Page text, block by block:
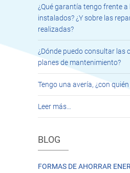
¿Qué garantía tengo frente
instalados? ¿Y sobre las
realizadas?
¿Dónde puedo consultar las
planes de mantenimiento?
Tengo una avería, ¿con
Leer más…
BLOG
FORMAS DE AHORRAR